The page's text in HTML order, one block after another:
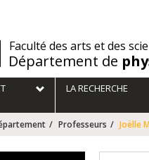
/Faculté des arts et des
Département de
LA RECHERCHE
Professeurs Joëlle